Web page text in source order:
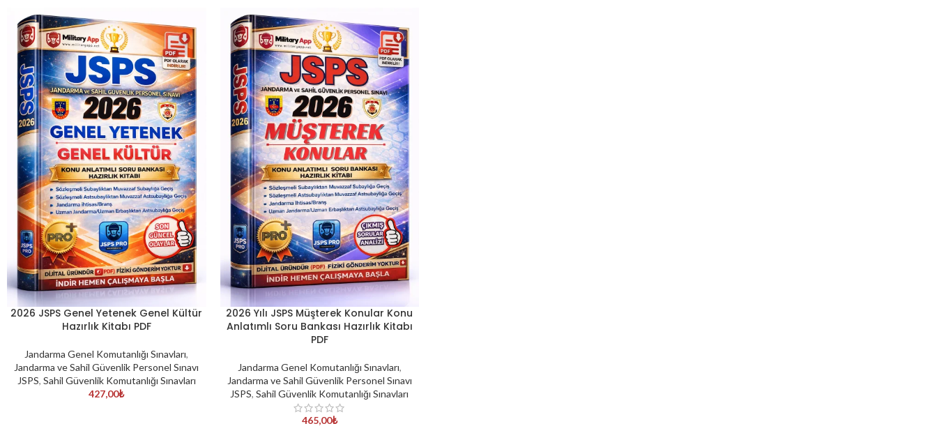
SEPETE EKLE
2026 JSPS Genel Yetenek Genel Kültür
Hazırlık Kitabı PDF
Jandarma Genel Komutanlığı Sınavları,
Jandarma ve Sahil Güvenlik Personel Sınavı
JSPS, Sahil Güvenlik Komutanlığı Sınavları
427,00₺
SEPETE EKLE
2026 Yılı JSPS Müşterek Konular Konu
Anlatımlı Soru Bankası Hazırlık Kitabı
PDF
Jandarma Genel Komutanlığı Sınavları,
Jandarma ve Sahil Güvenlik Personel Sınavı
JSPS,Sahil Güvenlik Komutanlığı Sınavları
465,00₺